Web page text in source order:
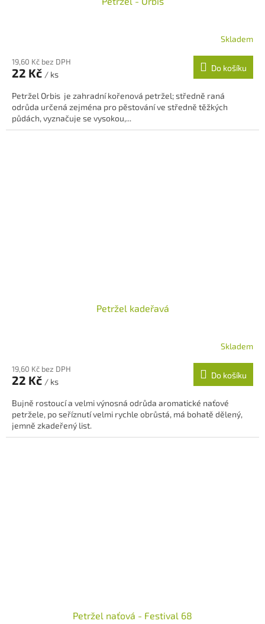
Skladem
19,60 Kč bez DPH
22 Kč / ks
Do košíku
Petržel Orbis je zahradní kořenová petržel; středně raná
odrůda určená zejména pro pěstování ve středně těžkých
půdách, vyznačuje se vysokou,...
Petržel kadeřavá
Skladem
19,60 Kč bez DPH
22 Kč / ks
Do košíku
Bujně rostoucí a velmi výnosná odrůda aromatické naťové
petržele, po seříznutí velmi rychle obrůstá, má bohatě dělený,
jemně zkadeřený list.
Petržel naťová - Festival 68